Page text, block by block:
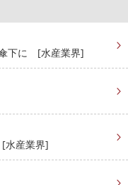
傘下に [水産業界]
水産業界]